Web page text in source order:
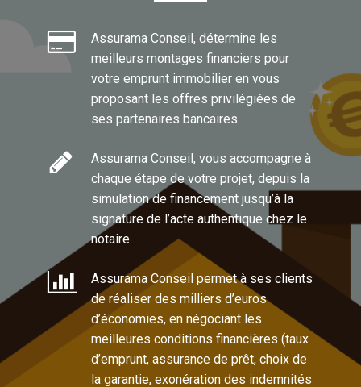
Assurama Conseil, détermine les
meilleurs montages financiers pour
votre emprunt immobilier en vous
proposant les offres privilégiées de
ses partenaires bancaires.
Assurama Conseil, vous accompagne à
chaque étape de votre projet, depuis la
simulation de financement jusqu’à la
signature de l’acte authentique chez le
notaire.
Assurama Conseil permet à ses clients
de réaliser des milliers d’euros
d’économies, en négociant les
meilleures conditions financières (taux
d’emprunt, assurance de prêt, choix de
la garantie, exonération des indemnités